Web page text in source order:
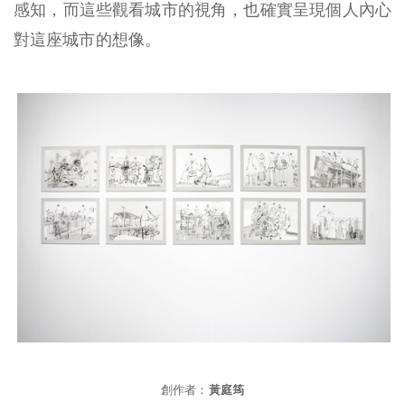
感知，而這些觀看城市的視角，也確實呈現個人內心
對這座城市的想像。
創作者： 黃庭筠